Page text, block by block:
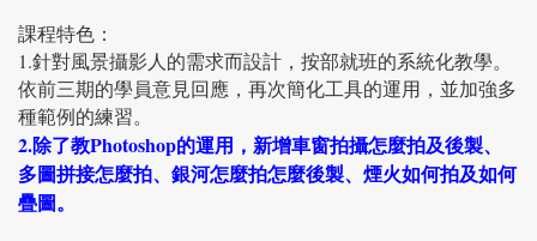
課程特色：
1.針對風景攝影人的需求而設計，按部就班的系統化教學。
依前三期的學員意見回應，再次簡化工具的運用，並加強多
種範例的練習。
2.除了教Photoshop的運用，新增車窗拍攝怎麼拍及後製、
多圖拼接怎麼拍、銀河怎麼拍怎麼後製、煙火如何拍及如何
疊圖。